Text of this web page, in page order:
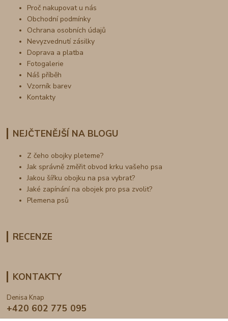
Proč nakupovat u nás
Obchodní podmínky
Ochrana osobních údajů
Nevyzvednutí zásilky
Doprava a platba
Fotogalerie
Náš příběh
Vzorník barev
Kontakty
NEJČTENĚJŠÍ NA BLOGU
Z čeho obojky pleteme?
Jak správně změřit obvod krku vašeho psa
Jakou šířku obojku na psa vybrat?
Jaké zapínání na obojek pro psa zvolit?
Plemena psů
RECENZE
KONTAKTY
Denisa Knap
+420 602 775 095